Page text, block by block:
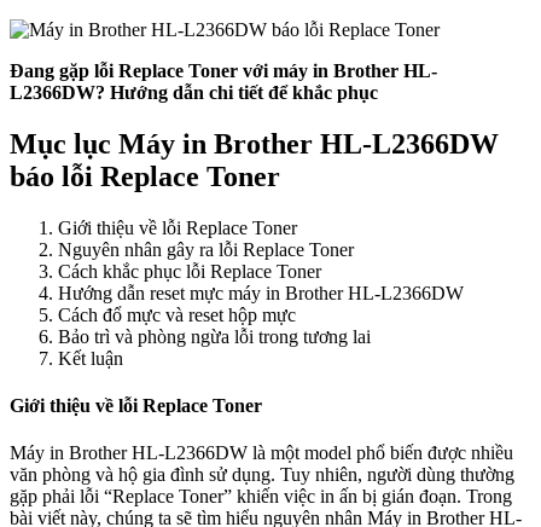
Đang gặp lỗi Replace Toner với máy in Brother HL-
L2366DW? Hướng dẫn chi tiết để khắc phục
Mục lục Máy in Brother HL-L2366DW
báo lỗi Replace Toner
Giới thiệu về lỗi Replace Toner
Nguyên nhân gây ra lỗi Replace Toner
Cách khắc phục lỗi Replace Toner
Hướng dẫn reset mực máy in Brother HL-L2366DW
Cách đổ mực và reset hộp mực
Bảo trì và phòng ngừa lỗi trong tương lai
Kết luận
Giới thiệu về lỗi Replace Toner
Máy in Brother HL-L2366DW là một model phổ biến được nhiều
văn phòng và hộ gia đình sử dụng. Tuy nhiên, người dùng thường
gặp phải lỗi “Replace Toner” khiến việc in ấn bị gián đoạn. Trong
bài viết này, chúng ta sẽ tìm hiểu nguyên nhân Máy in Brother HL-